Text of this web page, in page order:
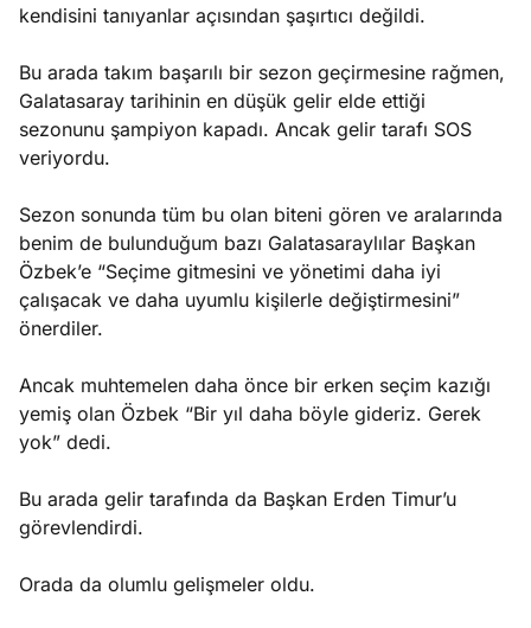
kendisini tanıyanlar açısından şaşırtıcı değildi.
Bu arada takım başarılı bir sezon geçirmesine rağmen,
Galatasaray tarihinin en düşük gelir elde ettiği
sezonunu şampiyon kapadı. Ancak gelir tarafı SOS
veriyordu.
Sezon sonunda tüm bu olan biteni gören ve aralarında
benim de bulunduğum bazı Galatasaraylılar Başkan
Özbek’e “Seçime gitmesini ve yönetimi daha iyi
çalışacak ve daha uyumlu kişilerle değiştirmesini”
önerdiler.
Ancak muhtemelen daha önce bir erken seçim kazığı
yemiş olan Özbek “Bir yıl daha böyle gideriz. Gerek
yok” dedi.
Bu arada gelir tarafında da Başkan Erden Timur’u
görevlendirdi.
Orada da olumlu gelişmeler oldu.